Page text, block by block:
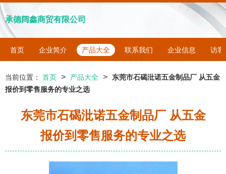
承德阔鑫商贸有限公司
首页 企业简介 产品大全 联系我们 企业信息 访客
当前位置： 首页 > 产品大全 >
东莞市石碣沘诺五金制品厂 从五金
报价到零售服务的专业之选
东莞市石碣沘诺五金制品厂 从五金
报价到零售服务的专业之选